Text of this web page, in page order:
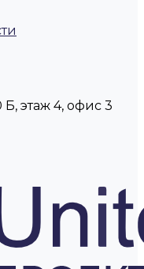
Б, этаж 4, офис 3